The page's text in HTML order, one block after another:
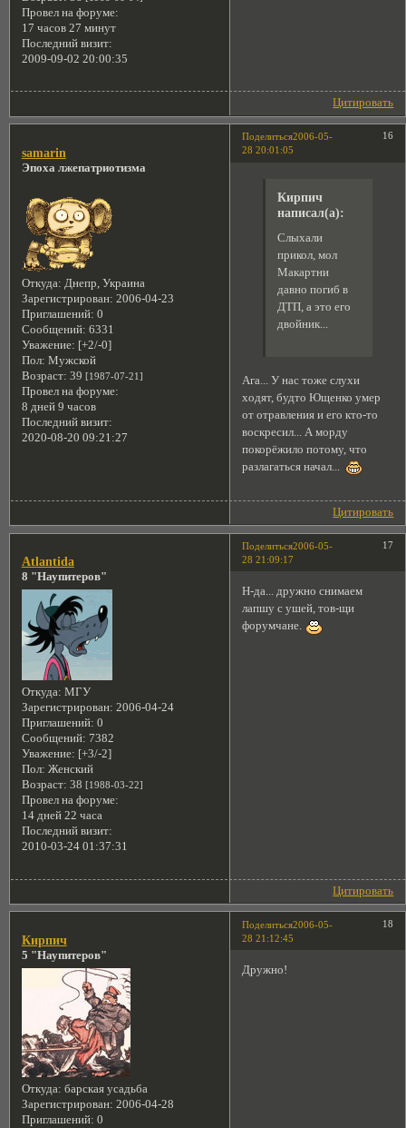
Провел на форуме:
17 часов 27 минут
Последний визит:
2009-09-02 20:00:35
Цитировать
Поделиться 16
2006-05-
28 20:01:05
samarin
Эпоха лжепатриотизма
Откуда: Днепр, Украина
Зарегистрирован: 2006-04-23
Приглашений: 0
Сообщений: 6331
Уважение: [+2/-0]
Пол: Мужской
Возраст: 39 [1987-07-21]
Провел на форуме:
8 дней 9 часов
Последний визит:
2020-08-20 09:21:27
Кирпич
написал(а):
Слыхали
прикол, мол
Макартни
давно погиб в
ДТП, а это его
двойник...
Ага... У нас тоже слухи
ходят, будто Ющенко умер
от отравления и его кто-то
воскресил... А морду
покорёжило потому, что
разлагаться начал...
Цитировать
Поделиться 17
2006-05-
28 21:09:17
Atlantida
8 "Наупитеров"
Откуда: МГУ
Зарегистрирован: 2006-04-24
Приглашений: 0
Сообщений: 7382
Уважение: [+3/-2]
Пол: Женский
Возраст: 38 [1988-03-22]
Провел на форуме:
14 дней 22 часа
Последний визит:
2010-03-24 01:37:31
Н-да... дружно снимаем
лапшу с ушей, тов-щи
форумчане.
Цитировать
Поделиться 18
2006-05-
28 21:12:45
Кирпич
5 "Наупитеров"
Откуда: барская усадьба
Зарегистрирован: 2006-04-28
Приглашений: 0
Дружно!